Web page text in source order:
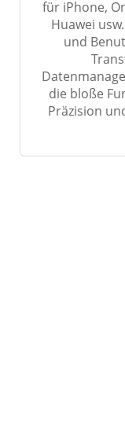
für iPhone,
Huawei
und
die bloße
Präzision